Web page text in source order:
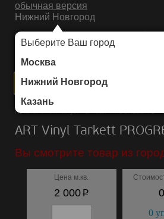
обычная версия
Нижний Новгород
Выберите Ваш город
Москва
Нижний Новгород
Казань
ИНТЕРНЕТ-МАГАЗИН НАПОЛЬНЫХ ПОКРЫТИЙ
Каталог/ART Vinyl/Tarkett/PROGRESSIVE
ART Vinyl Tarkett
Вы смотрите товар из
Цена м.кв.
2 000p 0
0